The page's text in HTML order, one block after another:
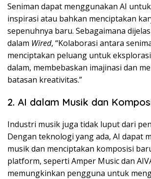
Seniman dapat menggunakan AI
inspirasi atau bahkan menciptakan
sepenuhnya baru. Sebagaimana
dalam Wired, “Kolaborasi antara
menciptakan peluang untuk
dalam, membebaskan imajinasi dan
batasan kreativitas.”
2. AI dalam Musik dan
Industri musik juga tidak luput dari
Dengan teknologi yang ada, AI dapat
musik dan menciptakan komposisi
platform, seperti Amper Music dan
memungkinkan pengguna untuk